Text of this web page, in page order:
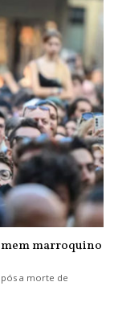
marroquino
a morte de